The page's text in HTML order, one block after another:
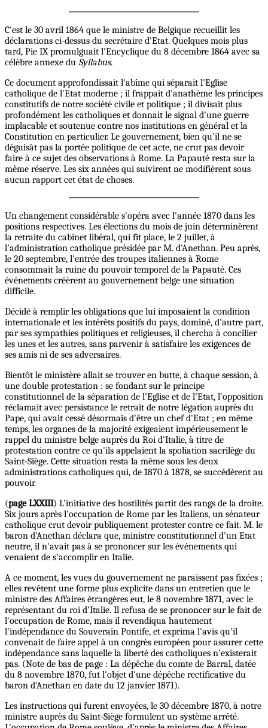
C'est le 30 avril 1864 que le ministre de Belgique recueillit les
déclarations ci-dessus du secrétaire d'Etat. Quelques mois plus
tard, Pie IX promulguait l'Encyclique du 8 décembre 1864 avec sa
célèbre annexe du Syllabus.
Ce document approfondissait l'abîme qui séparait l'Eglise
catholique de l'Etat moderne ; il frappait d'anathème les principes
constitutifs de notre société civile et politique ; il divisait plus
profondément les catholiques et donnait le signal d'une guerre
implacable et soutenue contre nos institutions en général et la
Constitution en particulier. Le gouvernement, bien qu'il ne se
déguisât pas la portée politique de cet acte, ne crut pas devoir
faire à ce sujet des observations à Rome. La Papauté resta sur la
même réserve. Les six années qui suivirent ne modifièrent sous
aucun rapport cet état de choses.
Un changement considérable s'opéra avec l'année 1870 dans les
positions respectives. Les élections du mois de juin déterminèrent
la retraite du cabinet libéral, qui fit place, le 2 juillet, à
l'administration catholique présidée par M. d'Anethan. Peu après,
le 20 septembre, l'entrée des troupes italiennes à Rome
consommait la ruine du pouvoir temporel de la Papauté. Ces
événements créèrent au gouvernement belge une situation
difficile.
Décidé à remplir les obligations que lui imposaient la condition
internationale et les intérêts positifs du pays, dominé, d'autre part,
par ses sympathies politiques et religieuses, il chercha à concilier
les unes et les autres, sans parvenir à satisfaire les exigences de
ses amis ni de ses adversaires.
Bientôt le ministère allait se trouver en butte, à chaque session, à
une double protestation : se fondant sur le principe
constitutionnel de la séparation de l'Eglise et de l'Etat, l'opposition
réclamait avec persistance le retrait de notre légation auprès du
Pape, qui avait cessé désormais d'être un chef d'Etat ; en même
temps, les organes de la majorité exigeaient impérieusement le
rappel du ministre belge auprès du Roi d'Italie, à titre de
protestation contre ce qu'ils appelaient la spoliation sacrilège du
Saint-Siège. Cette situation resta la même sous les deux
administrations catholiques qui, de 1870 à 1878, se succédèrent au
pouvoir.
(page LXXIII) L'initiative des hostilités partit des rangs de la droite.
Six jours après l'occupation de Rome par les Italiens, un sénateur
catholique crut devoir publiquement protester contre ce fait. M. le
baron d'Anethan déclara que, ministre constitutionnel d'un Etat
neutre, il n'avait pas à se prononcer sur les événements qui
venaient de s'accomplir en Italie.
A ce moment, les vues du gouvernement ne paraissent pas fixées ;
elles revêtent une forme plus explicite dans un entretien que le
ministre des Affaires étrangères eut, le 8 novembre 1871, avec le
représentant du roi d'Italie. Il refusa de se prononcer sur le fait de
l'occupation de Rome, mais il revendiqua hautement
l'indépendance du Souverain Pontife, et exprima l'avis qu'il
convenait de faire appel à un congrès européen pour assurer cette
indépendance sans laquelle la liberté des catholiques n'existerait
pas. (Note de bas de page : La dépêche du comte de Barral, datée
du 8 novembre 1870, fut l'objet d'une dépêche rectificative du
baron d'Anethan en date du 12 janvier 1871).
Les instructions qui furent envoyées, le 30 décembre 1870, à notre
ministre auprès du Saint-Siège formulent un système arrêté.